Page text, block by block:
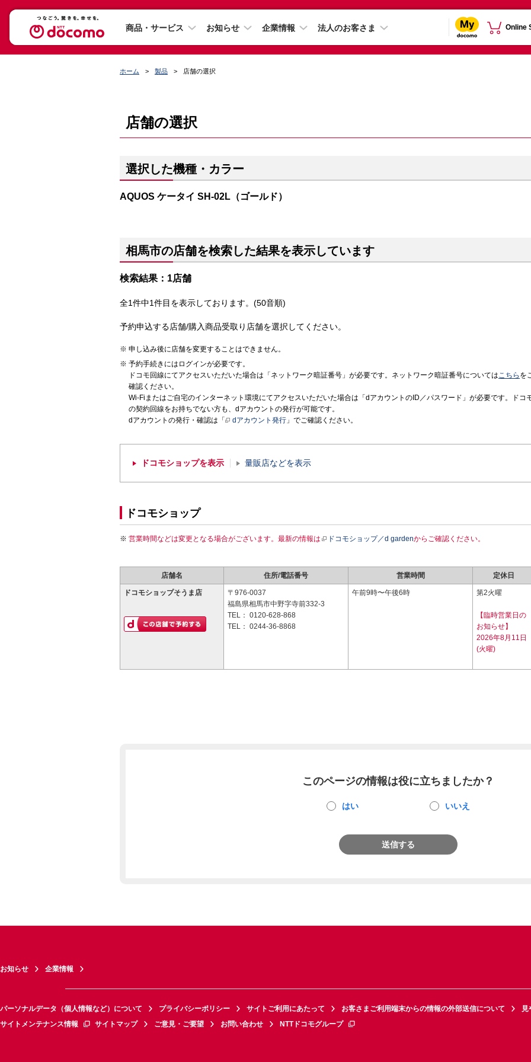
商品・サービス お知らせ 企業情報 法人のお客さま Online
ホーム 製品 店舗の選択
店舗の選択
選択した機種・カラー
AQUOS ケータイ SH-02L（ゴールド）
相馬市の店舗を検索した結果を表示しています
検索結果：1店舗
全1件中1件目を表示しております。(50音順)
予約申込する店舗/購入商品受取り店舗を選択してください。
申し込み後に店舗を変更することはできません。
予約手続きにはログインが必要です。
ドコモ回線にてアクセスいただいた場合は「ネットワーク暗証番号」が必要です。ネットワーク暗証番号についてはこちら を
確認ください。
Wi-Fiまたはご自宅のインターネット環境にてアクセスいただいた場合は「dアカウントのID／パスワード」が必要です。ドコ
の契約回線をお持ちでない方も、dアカウントの発行が可能です。
dアカウントの発行・確認は「
dアカウント発行 」でご確認ください。
ドコモショップを表示 量販店などを表示
ドコモショップ
営業時間などは変更となる場合がございます。最新の情報は ドコモショップ／d gardenからご確認ください。
店舗名 住所/電話番号 営業時間 定休日
ドコモショップそうま店
〒976-0037
福島県相馬市中野字寺前332-3
TEL： 0120-628-868
TEL： 0244-36-8868
午前9時〜午後6時 第2火曜
【臨時営業日の
お知らせ】
2026年8月11日
(火曜)
このページの情報は役に立ちましたか？
はい いいえ
送信する
お知らせ 企業情報
パーソナルデータ（個人情報など）について プライバシーポリシー サイトご利用にあたって お客さまご利用端末からの情報の外部送信について
見
サイトメンテナンス情報
サイトマップ ご意見・ご要望 お問い合わせ NTTドコモグループ